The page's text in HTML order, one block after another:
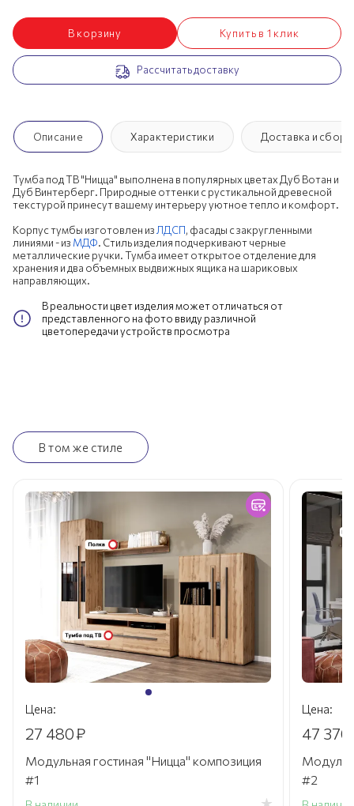
В корзину Купить в 1 клик
Рассчитать доставку
Описание Характеристики Доставка и
Тумба под ТВ "Ницца" выполнена в популярных цветах Дуб Вотан и
Дуб Винтерберг. Природные оттенки с рустикальной древесной
текстурой принесут вашему интерьеру уютное тепло и комфорт.
Корпус тумбы изготовлен из ЛДСП, фасады с закругленными
линиями - из МДФ. Стиль изделия подчеркивают черные
металлические ручки. Тумба имеет открытое отделение для
хранения и два объемных выдвижных ящика на шариковых
направляющих.
В реальности цвет изделия может отличаться от
представленного на фото ввиду различной
цветопередачи устройств просмотра
В том же стиле
Цена:
27 480₽
Модульная гостиная "Ницца" композиция
#1
Цена:
47 370
#2